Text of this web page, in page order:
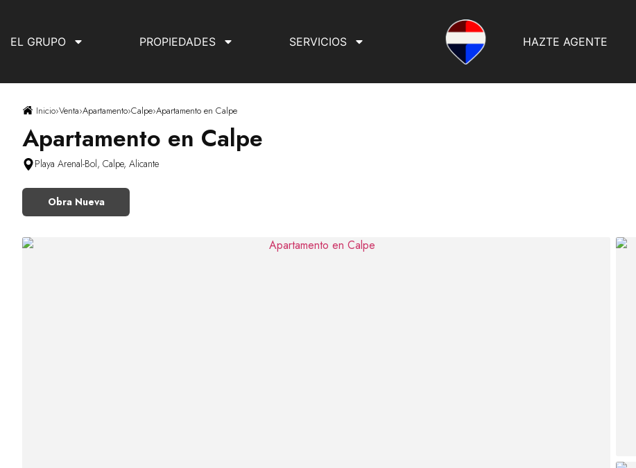
EL GRUPO PROPIEDADES SERVICIOS HAZTE AGENTE
Inicio›Venta›Apartamento›Calpe›Apartamento en Calpe
Apartamento en Calpe
Playa Arenal-Bol, Calpe, Alicante
Obra Nueva